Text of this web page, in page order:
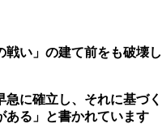
戦い」の建て前をも破壊し
に確立し、それに基づく
ある」と書かれています